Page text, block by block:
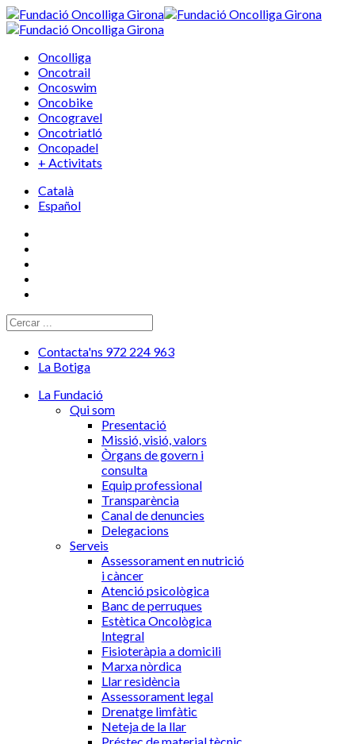
Oncolliga
Oncotrail
Oncoswim
Oncobike
Oncogravel
Oncotriatló
Oncopadel
+ Activitats
Català
Español
Contacta'ns 972 224 963
La Botiga
La Fundació
Qui som
Presentació
Missió, visió, valors
Òrgans de govern i
consulta
Equip professional
Transparència
Canal de denuncies
Delegacions
Serveis
Assessorament en nutrició
i càncer
Atenció psicològica
Banc de perruques
Estètica Oncològica
Integral
Fisioteràpia a domicili
Marxa nòrdica
Llar residència
Assessorament legal
Drenatge limfàtic
Neteja de la llar